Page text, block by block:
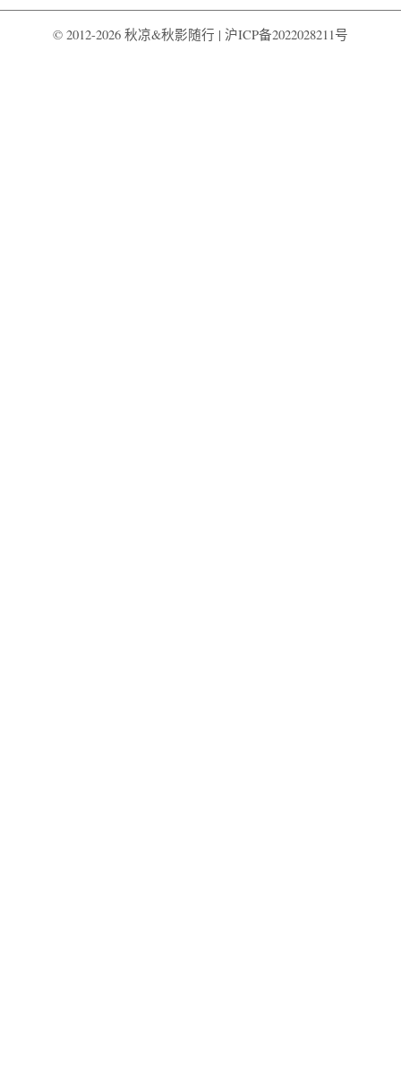
© 2012-2026 秋凉&秋影随行 | 沪ICP备2022028211号